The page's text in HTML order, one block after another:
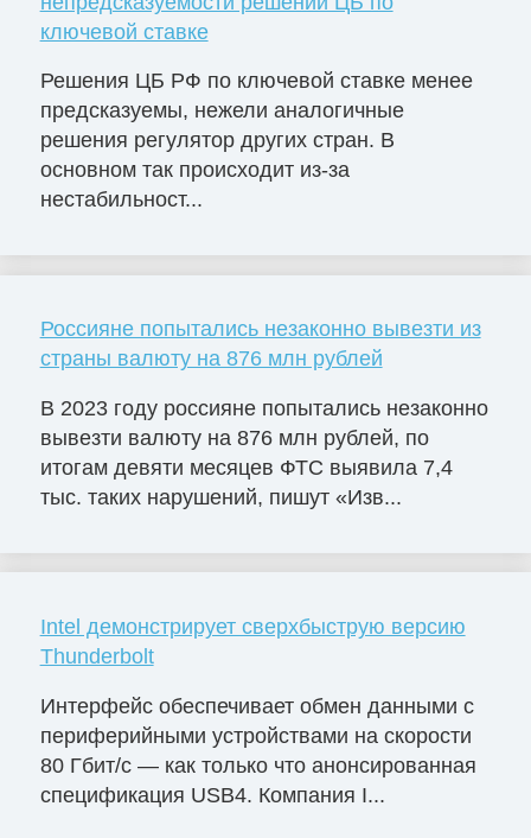
ключевой ставке
Решения ЦБ РФ по ключевой ставке менее
предсказуемы, нежели аналогичные
решения регулятор других стран. В
основном так происходит из-за
нестабильност...
Россияне попытались незаконно вывезти из
страны валюту на 876 млн рублей
В 2023 году россияне попытались незаконно
вывезти валюту на 876 млн рублей, по
итогам девяти месяцев ФТС выявила 7,4
тыс. таких нарушений, пишут «Изв...
Intel демонстрирует сверхбыструю версию
Thunderbolt
Интерфейс обеспечивает обмен данными с
периферийными устройствами на скорости
80 Гбит/с — как только что анонсированная
спецификация USB4. Компания I...